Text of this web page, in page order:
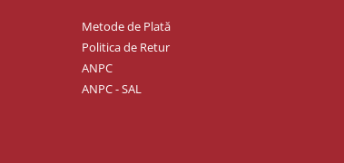
Metode de Plată
Politica de Retur
ANPC
ANPC - SAL